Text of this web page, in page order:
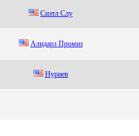
Сиэтл Слу
Алидаpз Пpoмиз
Hуриeв